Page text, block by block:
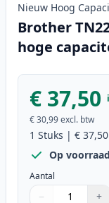
Nieuw Hoog
Brother
hoge
€ 37,50
€ 30,99excl. btw
1 Stuks | € 37,50
Op voorraad
Aantal
− +